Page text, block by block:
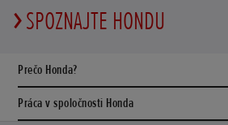
SPOZNAJTE HONDU
Prečo Honda?
Práca v spoločnosti Honda